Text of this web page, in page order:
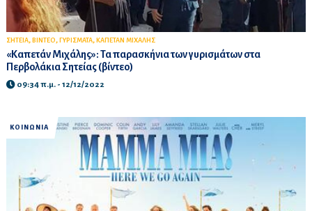
ΣΗΤΕΙΑ, ΒΙΝΤΕΟ, ΓΥΡΙΣΜΑΤΑ, ΚΑΠΕΤΑΝ ΜΙΧΑΛΗΣ
«Καπετάν Μιχάλης»: Τα παρασκήνια των γυρισμάτων στα
Περβολάκια Σητείας (βίντεο)
09:34 π.μ. - 12/12/2022
ΚΟΙΝΩΝΙΑ